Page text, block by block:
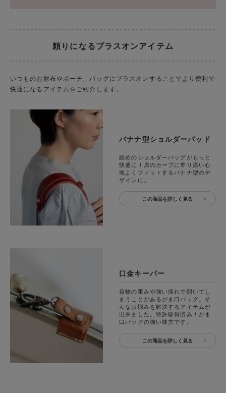
頼りになるプラスオンアイテム
いつものお財布やポーチ、バッグにプラスオンすることでより便利で
快適になるアイテムをご紹介します。
バナナ型ショルダーパッド
細めのショルダーバッグがもっと
快適に！肩のカーブに寄り添い心
地よくフィットするバナナ型のデ
ザインに。
この商品を詳しく見る
口金キーパー
荷物の重みや強い揺れで開いてし
まうことがあるがま口バッグ。そ
んなお悩みを解決するアイテムが
出来ました。特許取得済み！がま
口バッグの強い味方です。
この商品を詳しく見る